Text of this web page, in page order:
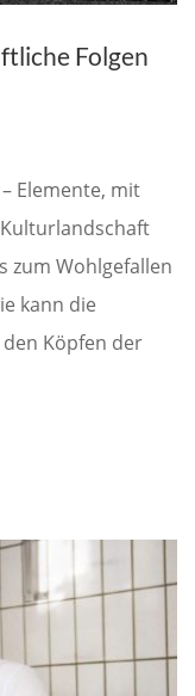
Folgen
Elemente, mit
zum Wohlgefallen
kann die
Köpfen der